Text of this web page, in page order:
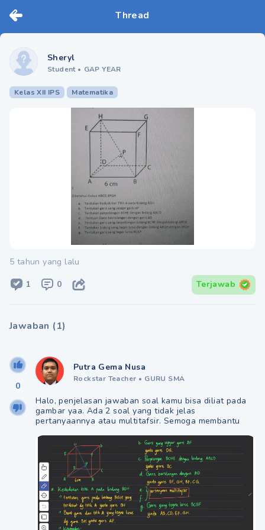
Thread
Sheryl
Student • GAP YEAR
Kelas XII IPS Matematika
5 tahun yang lalu
1 0 Terjawab
Jawaban (1)
0
Putra Gema Nusa
Rockstar Teacher • GURU SMA
Halo, penjelasan jawaban soal kamu bisa diliat pada
gambar yaa. Ada 2 soal yang tidak jelas
pertanyaannya atau multitafsir. Semoga membantu